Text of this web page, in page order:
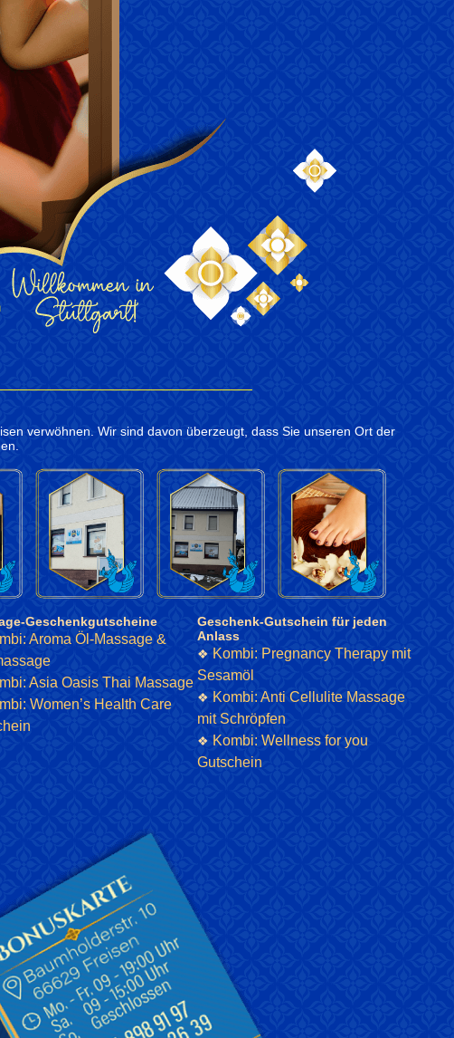
verwöhnen. Wir sind davon überzeugt, dass Sie unseren Ort der
Geschenkgutscheine
Aroma Öl-Massage &
Asia Oasis Thai Massage
Women’s Health Care
Geschenk-Gutschein für jeden
Anlass
❖ Kombi: Pregnancy Therapy mit
Sesamöl
❖ Kombi: Anti Cellulite Massage
mit Schröpfen
❖ Kombi: Wellness for you
Gutschein